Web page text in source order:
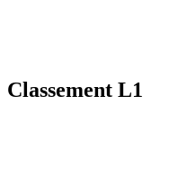
Classement L1